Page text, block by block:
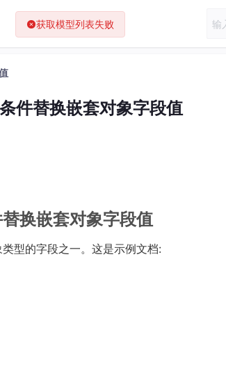
件替换嵌套对象字段值
换嵌套对象字段值
型的字段之一。这是示例文档: